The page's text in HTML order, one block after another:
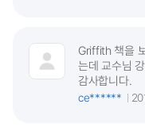
Griffith 책을
는데 교수님
감사합니다.
ce******